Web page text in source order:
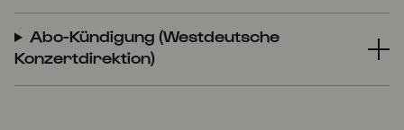
Abo-Kündigung (Westdeutsche
Konzertdirektion)